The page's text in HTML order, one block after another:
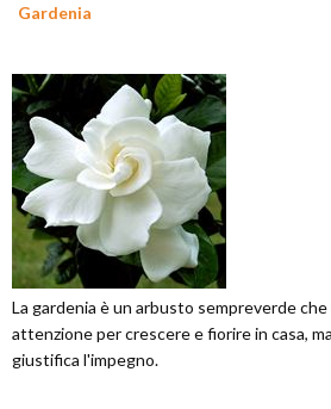
Gardenia
La gardenia è un arbusto sempreverde
attenzione per crescere e fiorire in casa,
giustifica l'impegno.